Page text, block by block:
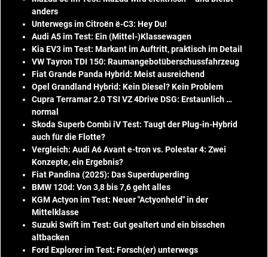
anders
Unterwegs im Citroën ë-C3: Hey Du!
Audi A5 im Test: Ein (Mittel-)Klassewagen
Kia EV3 im Test: Markant im Auftritt, praktisch im Detail
VW Tayron TDI 150: Raumangebotüberschussfahrzeug
Fiat Grande Panda Hybrid: Meist ausreichend
Opel Grandland Hybrid: Kein Diesel? Kein Problem
Cupra Terramar 2.0 TSI VZ 4Drive DSG: Erstaunlich …
normal
Skoda Superb Combi iV Test: Taugt der Plug-in-Hybrid
auch für die Flotte?
Vergleich: Audi A6 Avant e-tron vs. Polestar 4: Zwei
Konzepte, ein Ergebnis?
Fiat Pandina (2025): Das Superduperding
BMW 120d: Von 3,8 bis 7,6 geht alles
KGM Actyon im Test: Neuer "Actyonheld" in der
Mittelklasse
Suzuki Swift im Test: Gut gealtert und ein bisschen
altbacken
Ford Explorer im Test: Forsch(er) unterwegs